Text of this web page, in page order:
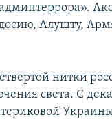
Алушту,
нитки
света. С